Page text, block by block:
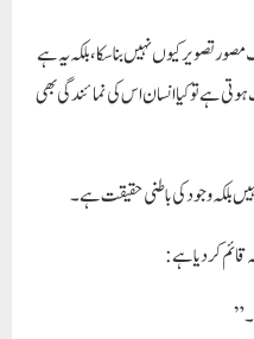
تصویر کیوں نہیں بنا سکا، بلکہ یہ ہے
تو کیا انسان اس کی نمائندگی بھی
قائم کر دیا ہے: